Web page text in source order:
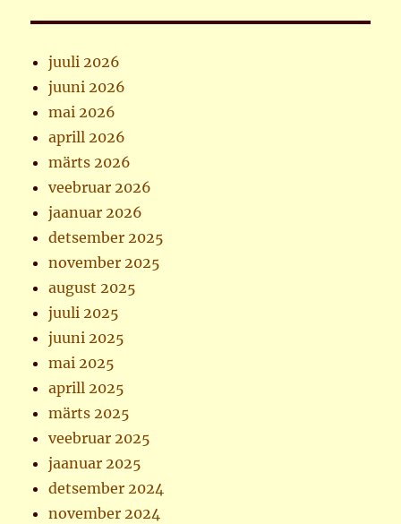
juuli 2026
juuni 2026
mai 2026
aprill 2026
märts 2026
veebruar 2026
jaanuar 2026
detsember 2025
november 2025
august 2025
juuli 2025
juuni 2025
mai 2025
aprill 2025
märts 2025
veebruar 2025
jaanuar 2025
detsember 2024
november 2024